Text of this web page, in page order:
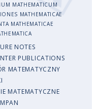
MATHEMATICUM
MATHEMATICAE
MATHEMATICAE
NOTES
PUBLICATIONS
MATEMATYCZNY
MATEMATYCZNE